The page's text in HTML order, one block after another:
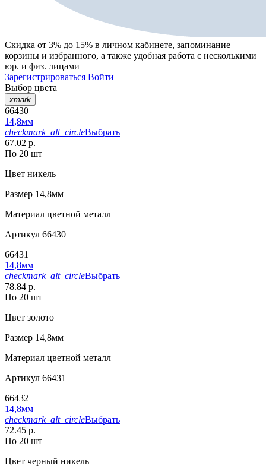
Скидка от 3% до 15% в личном кабинете, запоминание
корзины и избранного, а также удобная работа с несколькими
юр. и физ. лицами
Зарегистрироваться Войти
Выбор цвета
xmark
66430
14,8мм
checkmark_alt_circleВыбрать
67.02 р.
По 20 шт
Цвет никель
Размер 14,8мм
Материал цветной металл
Артикул 66430
66431
14,8мм
checkmark_alt_circleВыбрать
78.84 р.
По 20 шт
Цвет золото
Размер 14,8мм
Материал цветной металл
Артикул 66431
66432
14,8мм
checkmark_alt_circleВыбрать
72.45 р.
По 20 шт
Цвет черный никель